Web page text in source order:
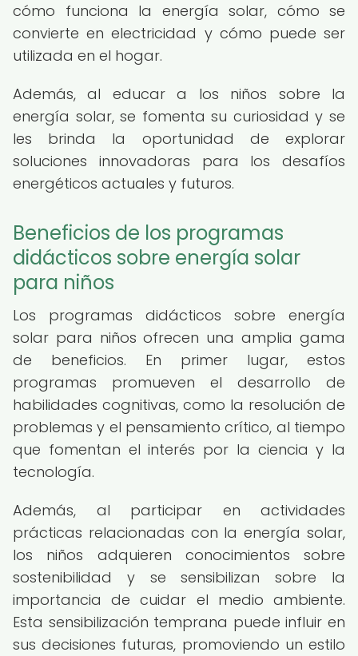
cómo funciona la energía solar, cómo se
convierte en electricidad y cómo puede ser
utilizada en el hogar.
Además, al educar a los niños sobre la
energía solar, se fomenta su curiosidad y se
les brinda la oportunidad de explorar
soluciones innovadoras para los desafíos
energéticos actuales y futuros.
Beneficios de los programas
didácticos sobre energía solar
para niños
Los programas didácticos sobre energía
solar para niños ofrecen una amplia gama
de beneficios. En primer lugar, estos
programas promueven el desarrollo de
habilidades cognitivas, como la resolución de
problemas y el pensamiento crítico, al tiempo
que fomentan el interés por la ciencia y la
tecnología.
Además, al participar en actividades
prácticas relacionadas con la energía solar,
los niños adquieren conocimientos sobre
sostenibilidad y se sensibilizan sobre la
importancia de cuidar el medio ambiente.
Esta sensibilización temprana puede influir en
sus decisiones futuras, promoviendo un estilo